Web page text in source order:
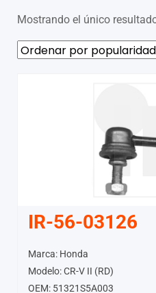
Mostrando el único
IR-56-03126
Marca: Honda
Modelo: CR-V II (RD)
OEM: 51321S5A003